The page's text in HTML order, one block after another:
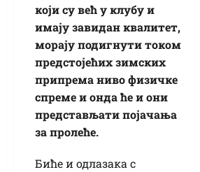
који су већ у клубу и
имају завидан квалитет,
морају подигнути током
предстојећих зимских
припрема ниво физичке
спреме и онда ће и они
представљати појачања
за пролеће.
Биће и одлазака с